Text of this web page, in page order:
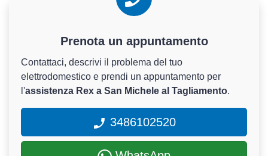
Prenota un appuntamento
Contattaci, descrivi il problema del tuo
elettrodomestico e prendi un appuntamento per
l'assistenza Rex a San Michele al Tagliamento.
3486102520